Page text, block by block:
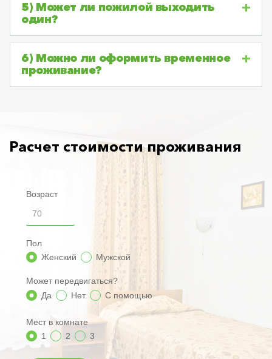
5) Может ли пожилой выходить
один?
6) Можно ли оформить временное
проживание?
Расчет стоимости проживания